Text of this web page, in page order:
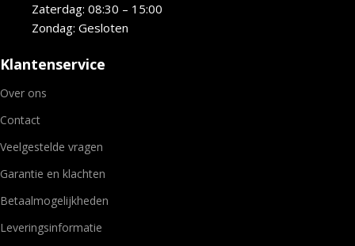
Zaterdag: 08:30 – 15:00
Zondag: Gesloten
Klantenservice
Over ons
Contact
Veelgestelde vragen
Garantie en klachten
Betaalmogelijkheden
Leveringsinformatie